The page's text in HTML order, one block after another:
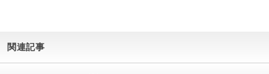
関連記事